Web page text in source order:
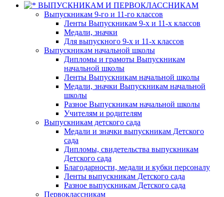
ВЫПУСКНИКАМ И ПЕРВОКЛАССНИКАМ
Выпускникам 9-го и 11-го классов
Ленты Выпускникам 9-х и 11-х классов
Медали, значки
Для выпускного 9-х и 11-х классов
Выпускникам начальной школы
Дипломы и грамоты Выпускникам
начальной школы
Ленты Выпускникам начальной школы
Медали, значки Выпускникам начальной
школы
Разное Выпускникам начальной школы
Учителям и родителям
Выпускникам детского сада
Медали и значки выпускникам Детского
сада
Дипломы, свидетельства выпускникам
Детского сада
Благодарности, медали и кубки персоналу
Ленты выпускникам Детского сада
Разное выпускникам Детского сада
Первоклассникам